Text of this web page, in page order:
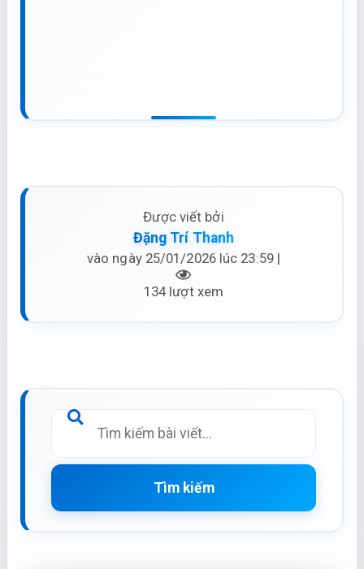
Được viết bởi
Đặng Trí Thanh
vào ngày 25/01/2026 lúc 23:59 |
134 lượt xem
Tìm kiếm